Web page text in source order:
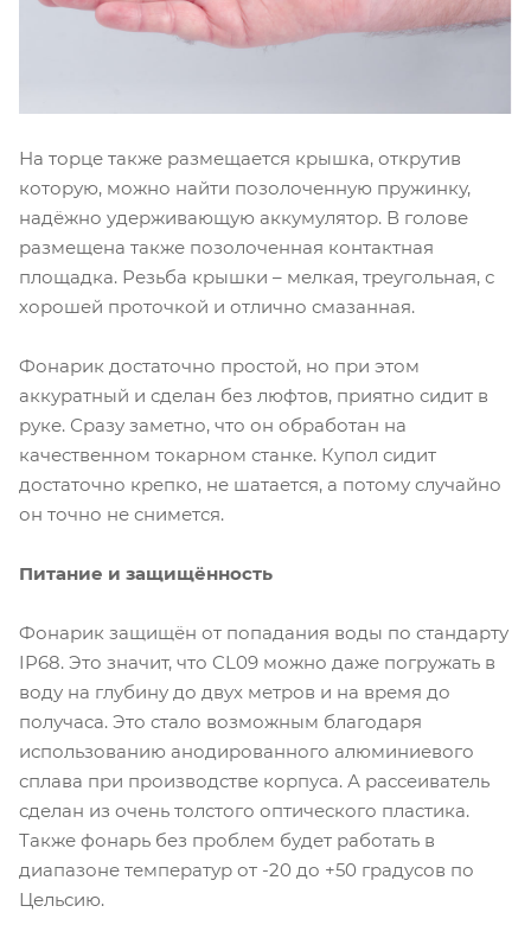
На торце также размещается крышка, открутив
которую, можно найти позолоченную пружинку,
надёжно удерживающую аккумулятор. В голове
размещена также позолоченная контактная
площадка. Резьба крышки – мелкая, треугольная, с
хорошей проточкой и отлично смазанная.
Фонарик достаточно простой, но при этом
аккуратный и сделан без люфтов, приятно сидит в
руке. Сразу заметно, что он обработан на
качественном токарном станке. Купол сидит
достаточно крепко, не шатается, а потому случайно
он точно не снимется.
Питание и защищённость
Фонарик защищён от попадания воды по стандарту
IP68. Это значит, что CL09 можно даже погружать в
воду на глубину до двух метров и на время до
получаса. Это стало возможным благодаря
использованию анодированного алюминиевого
сплава при производстве корпуса. А рассеиватель
сделан из очень толстого оптического пластика.
Также фонарь без проблем будет работать в
диапазоне температур от -20 до +50 градусов по
Цельсию.